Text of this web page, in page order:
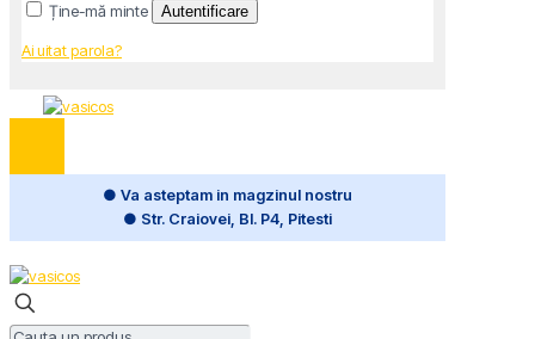
Ține-mă minte Autentificare
Ai uitat parola?
● Va asteptam in magzinul nostru
● Str. Craiovei, Bl. P4, Pitesti